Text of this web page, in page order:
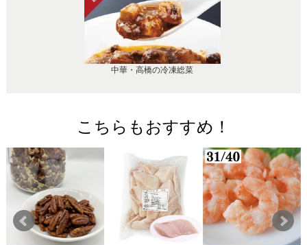
中華・高橋の冷凍総菜
こちらもおすすめ！